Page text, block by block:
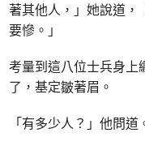
著其他人，」她說道，
要慘。」
考量到這八位士兵身上
了，基定皺著眉。
「有多少人？」他問道